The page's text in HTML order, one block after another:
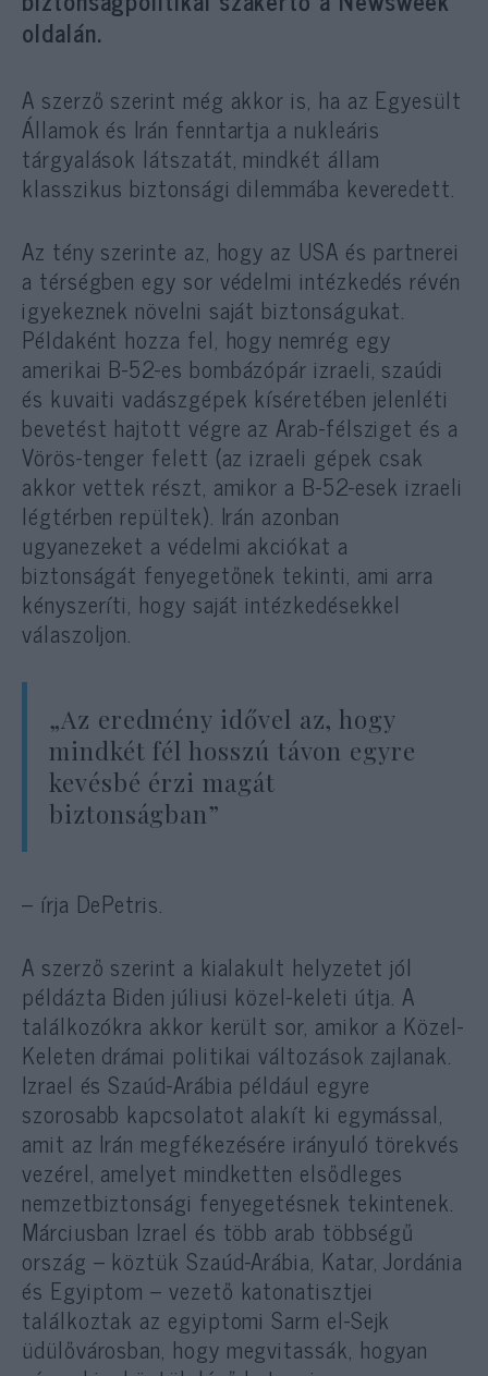
oldalán.
A szerző szerint még akkor is, ha az Egyesült
Államok és Irán fenntartja a nukleáris
tárgyalások látszatát, mindkét állam
klasszikus biztonsági dilemmába keveredett.
Az tény szerinte az, hogy az USA és partnerei
a térségben egy sor védelmi intézkedés révén
igyekeznek növelni saját biztonságukat.
Példaként hozza fel, hogy nemrég egy
amerikai B-52-es bombázópár izraeli, szaúdi
és kuvaiti vadászgépek kíséretében jelenléti
bevetést hajtott végre az Arab-félsziget és a
Vörös-tenger felett (az izraeli gépek csak
akkor vettek részt, amikor a B-52-esek izraeli
légtérben repültek). Irán azonban
ugyanezeket a védelmi akciókat a
biztonságát fenyegetőnek tekinti, ami arra
kényszeríti, hogy saját intézkedésekkel
válaszoljon.
„Az eredmény idővel az, hogy
mindkét fél hosszú távon egyre
kevésbé érzi magát
biztonságban”
– írja DePetris.
A szerző szerint a kialakult helyzetet jól
példázta Biden júliusi közel-keleti útja. A
találkozókra akkor került sor, amikor a Közel-
Keleten drámai politikai változások zajlanak.
Izrael és Szaúd-Arábia például egyre
szorosabb kapcsolatot alakít ki egymással,
amit az Irán megfékezésére irányuló törekvés
vezérel, amelyet mindketten elsődleges
nemzetbiztonsági fenyegetésnek tekintenek.
Márciusban Izrael és több arab többségű
ország – köztük Szaúd-Arábia, Katar, Jordánia
és Egyiptom – vezető katonatisztjei
találkoztak az egyiptomi Sarm el-Sejk
üdülővárosban, hogy megvitassák, hogyan